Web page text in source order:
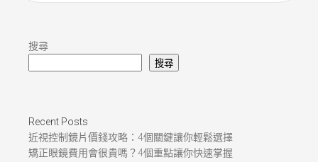
搜尋
搜尋
Recent Posts
近視控制鏡片價錢攻略：4個關鍵讓你輕鬆選擇
矯正眼鏡費用會很貴嗎？4個重點讓你快速掌握